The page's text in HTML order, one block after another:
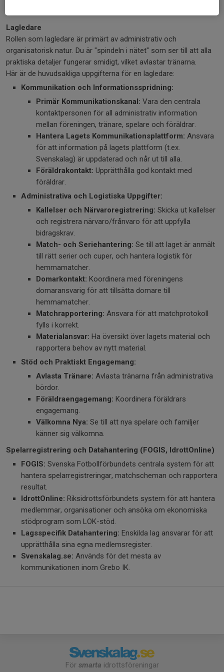
Lagledare
Rollen som lagledare är primärt av administrativ och
organisatorisk natur. Du är "spindeln i nätet" som ser till att alla
praktiska detaljer fungerar smidigt, vilket avlastar tränarna.
Här är de huvudsakliga uppgifterna för en lagledare:
Kommunikation och Informationsspridning:
Primär Kommunikationskanal: Vara den centrala
kontaktpersonen för all administrativ information
mellan föreningen, tränare, spelare och föräldrar.
Hantera Lagets Kommunikationsplattform: Ansvara
för att information på lagets plattform (t.ex.
Svenskalag) är uppdaterad och når ut till alla.
Föräldrakontakt: Upprätthålla god kontakt med
föräldrar.
Administrativa och Logistiska Uppgifter:
Kallelser och Närvaroregistrering: Skicka ut kallelser
och registrera närvaro/frånvaro för att uppfylla
bidragskrav.
Match- och Seriehantering: Se till att laget är anmält
till rätt serier och cuper, och hantera logistik för
hemmamatcher.
Domarkontakt: Koordinera med föreningens
domaransvarig för att tillsätta domare till
hemmamatcher.
Matchrapportering: Ansvara för att matchprotokoll
fylls i korrekt.
Materialansvar: Ha översikt över lagets material och
rapportera behov av nytt material.
Stöd och Praktiskt Engagemang:
Avlasta Tränare: Avlasta tränarna från administrativa
bördor.
Föräldraengagemang: Koordinera föräldrars
engagemang.
Välkomna Nya: Se till att nya spelare och familjer
känner sig välkomna.
Spelarregistrering och Datahantering (FOGIS, IdrottOnline)
FOGIS: Svenska Fotbollförbundets centrala system för att
hantera spelarregistreringar, matchscheman och rapportera
resultat.
IdrottOnline: Riksidrottsförbundets system för att hantera
medlemmar, organisationer och ansöka om ekonomiska
stödprogram som LOK-stöd.
Lagsspecifik Datahantering: Enskilda lag ansvarar för att
upprätthålla sina egna medlemsregister.
Svenskalag.se: Används för det mesta av
kommunikationen inom Grebo IK.
För smarta idrottsföreningar